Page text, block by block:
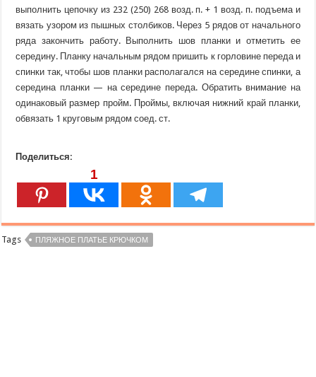
выполнить цепочку из 232 (250) 268 возд. п. + 1 возд. п. подъема и
вязать узором из пышных столбиков. Через 5 рядов от начального
ряда закончить работу. Выполнить шов планки и отметить ее
середину. Планку начальным рядом пришить к горловине переда и
спинки так, чтобы шов планки располагался на середине спинки, а
середина планки — на середине переда. Обратить внимание на
одинаковый размер пройм. Проймы, включая нижний край планки,
обвязать 1 круговым рядом соед. ст.
Поделиться:
1
Tags ПЛЯЖНОЕ ПЛАТЬЕ КРЮЧКОМ